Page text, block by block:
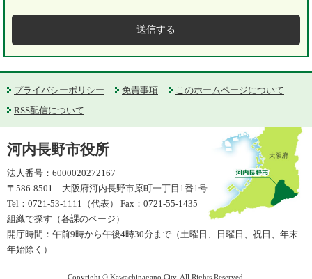
プライバシーポリシー 免責事項
このホームページについて
RSS配信について
河内長野市役所
法人番号：6000020272167
〒586-8501 大阪府河内長野市原町一丁目1番1号
Tel：0721-53-1111（代表） Fax：0721-55-1435
組織で探す（各課のページ）
開庁時間：午前9時から午後4時30分まで（土曜日、日曜日、祝日、年末
年始除く）
Copyright © Kawachinagano City. All Rights Reserved.